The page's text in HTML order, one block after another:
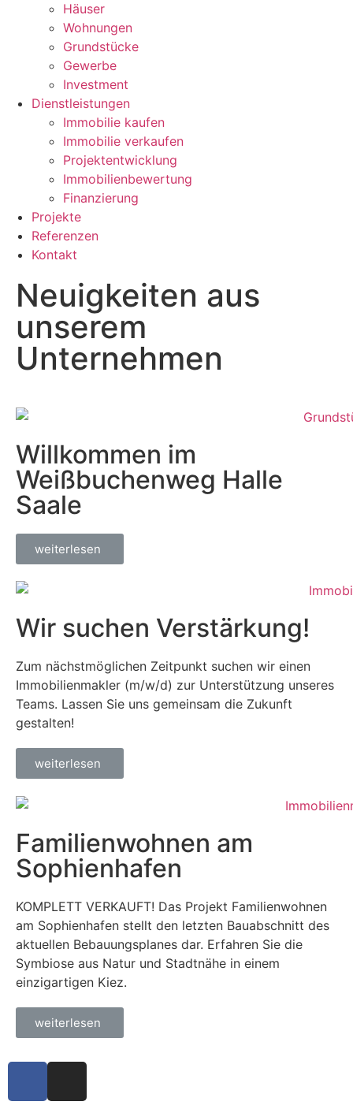
Häuser
Wohnungen
Grundstücke
Gewerbe
Investment
Dienstleistungen
Immobilie kaufen
Immobilie verkaufen
Projektentwicklung
Immobilienbewertung
Finanzierung
Projekte
Referenzen
Kontakt
Neuigkeiten aus
unserem
Unternehmen
Willkommen im
Weißbuchenweg Halle
Saale
weiterlesen
Wir suchen Verstärkung!
Zum nächstmöglichen Zeitpunkt suchen wir einen
Immobilienmakler (m/w/d) zur Unterstützung unseres
Teams. Lassen Sie uns gemeinsam die Zukunft
gestalten!
weiterlesen
Familienwohnen am
Sophienhafen
KOMPLETT VERKAUFT! Das Projekt Familienwohnen
am Sophienhafen stellt den letzten Bauabschnitt des
aktuellen Bebauungsplanes dar. Erfahren Sie die
Symbiose aus Natur und Stadtnähe in einem
einzigartigen Kiez.
weiterlesen